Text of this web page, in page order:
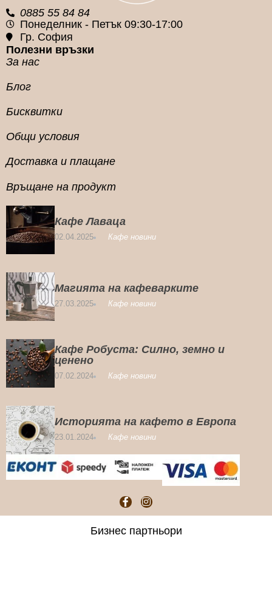
0885 55 84 84
Понеделник - Петък 09:30-17:00
Гр. София
Полезни връзки
За нас
Блог
Бисквитки
Общи условия
Доставка и плащане
Връщане на продукт
Кафе Лаваца
02.04.2025 Кафе новини
Магията на кафеварките
27.03.2025 Кафе новини
Кафе Робуста: Силно, земно и
ценено
07.02.2024 Кафе новини
Историята на кафето в Европа
23.01.2024 Кафе новини
Бизнес партньори